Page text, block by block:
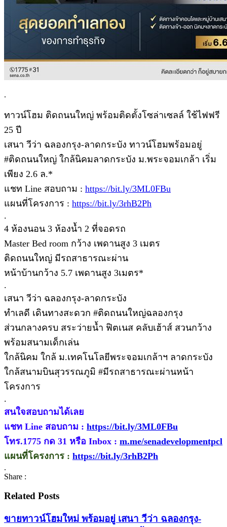
.
ทาวน์โฮม ติดถนนใหญ่ พร้อมติดตั้งโซล่าเซลล์ ใช้ไฟฟรี
25 ปี
เสนา วีว่า ฉลองกรุง-ลาดกระบัง ทาวน์โฮมพร้อมอยู่
#ติดถนนใหญ่ ใกล้นิคมลาดกระบัง ม.พระจอมเกล้า เริ่ม
เพียง 2.6 ล.*
แชท Line สอบถาม : https://bit.ly/3ML0FBu
แผนที่โครงการ : https://bit.ly/3rhB2Ph
.
4 ห้องนอน 3 ห้องน้ำ 2 ที่จอดรถ
Master Bed room กว้าง เพดานสูง 3 เมตร
ติดถนนใหญ่ มีรถสาธารณะผ่าน
หน้าบ้านกว้าง 5.7 เพดานสูง 3เมตร*
.
เสนา วีว่า ฉลองกรุง-ลาดกระบัง
ทำเลดี เดินทางสะดวก #ติดถนนใหญ่ฉลองกรุง
ส่วนกลางครบ สระว่ายน้ำ ฟิตเนส คลับเฮ้าส์ สวนกว้าง
พร้อมสนามเด็กเล่น
ใกล้นิคม ใกล้ ม.เทคโนโลยีพระจอมเกล้าฯ ลาดกระบัง
ใกล้สนามบินสุวรรณภูมิ #มีรถสาธารณะผ่านหน้า
โครงการ
.
สนใจสอบถามได้เลย
แชท Line สอบถาม : https://bit.ly/3ML0FBu
โทร.1775 กด 31 หรือ Inbox : m.me/senadevelopmentpcl
แผนที่โครงการ : https://bit.ly/3rhB2Ph
.
Share :
Related Posts
ขายทาวน์โฮมใหม่ พร้อมอยู่ เสนา วีว่า ฉลองกรุง-